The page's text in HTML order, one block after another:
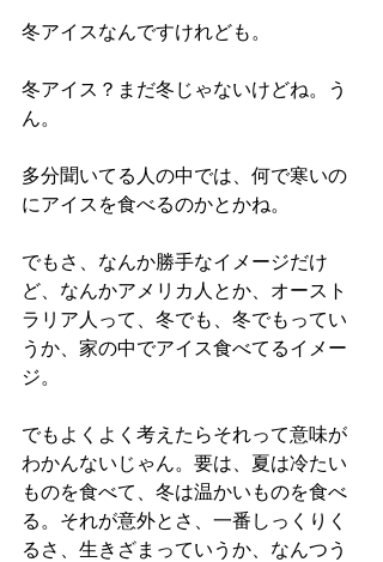
冬アイスなんですけれども。
冬アイス？まだ冬じゃないけどね。う
ん。
多分聞いてる人の中では、何で寒いの
にアイスを食べるのかとかね。
でもさ、なんか勝手なイメージだけ
ど、なんかアメリカ人とか、オースト
ラリア人って、冬でも、冬でもってい
うか、家の中でアイス食べてるイメー
ジ。
でもよくよく考えたらそれって意味が
わかんないじゃん。要は、夏は冷たい
ものを食べて、冬は温かいものを食べ
る。それが意外とさ、一番しっくりく
るさ、生きざまっていうか、なんつう